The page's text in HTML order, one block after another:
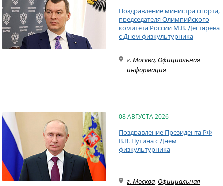
Поздравление министра спорта,
председателя Олимпийского
комитета России М.В. Дегтярева
с Днем физкультурника
г. Москва, Официальная
информация
08 АВГУСТА 2026
Поздравление Президента РФ
В.В. Путина с Днем
физкультурника
г. Москва, Официальная